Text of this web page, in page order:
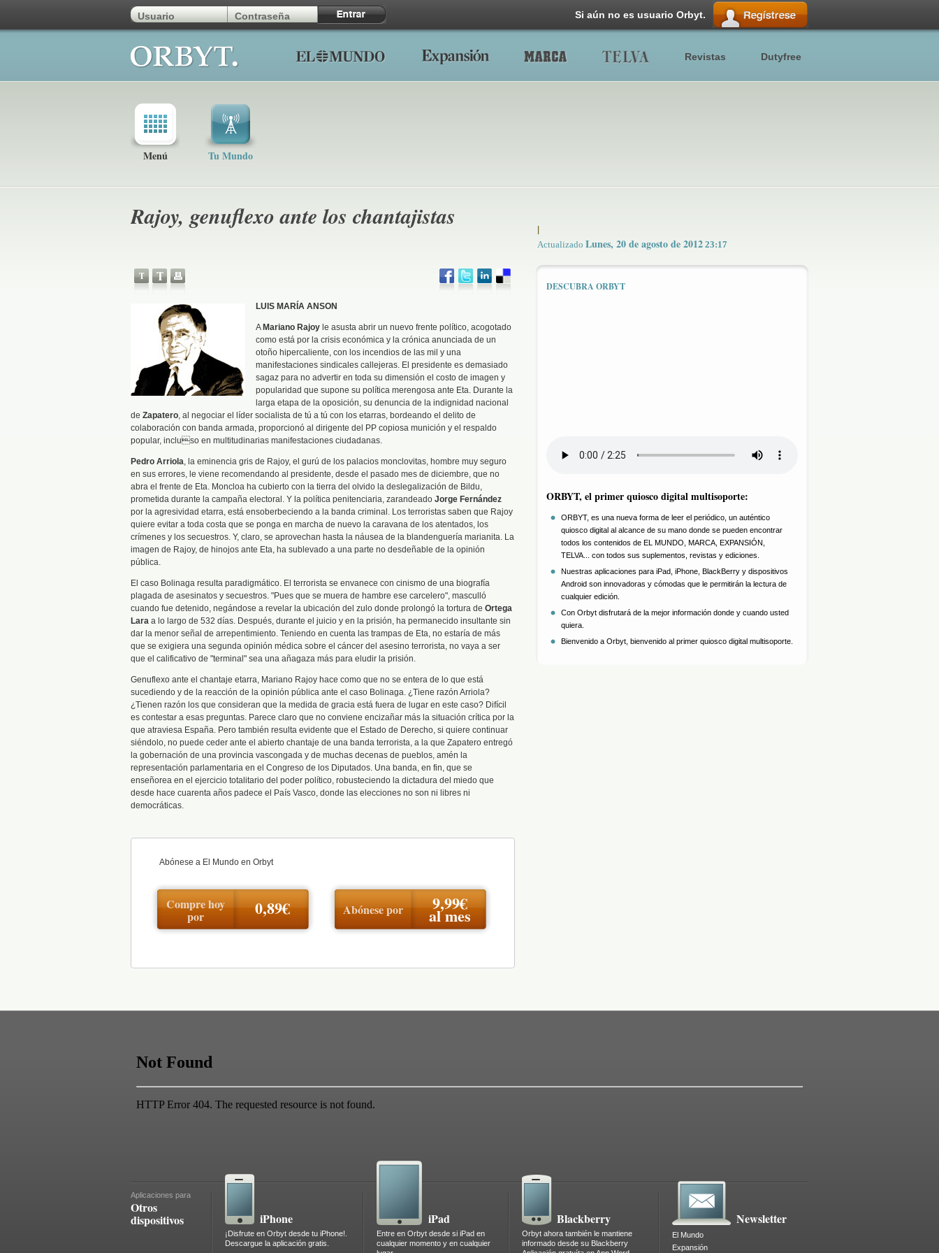
Revistas Dutyfree
Si aún no es usuario Orbyt.
Menú Tu Mundo
Rajoy, genuflexo ante los chantajistas |
Actualizado Lunes, 20 de agosto de 2012 23:17
LUIS MARÍA ANSON
A Mariano Rajoy le asusta abrir un nuevo frente político, acogotado
como está por la crisis económica y la crónica anunciada de un
otoño hipercaliente, con los incendios de las mil y una
manifestaciones sindicales callejeras. El presidente es demasiado
sagaz para no advertir en toda su dimensión el costo de imagen y
popularidad que supone su política merengosa ante Eta. Durante la
larga etapa de la oposición, su denuncia de la indignidad nacional
de Zapatero, al negociar el líder socialista de tú a tú con los etarras, bordeando el delito de
colaboración con banda armada, proporcionó al dirigente del PP copiosa munición y el respaldo
popular, incluso en multitudinarias manifestaciones ciudadanas.
Pedro Arriola, la eminencia gris de Rajoy, el gurú de los palacios monclovitas, hombre muy seguro
en sus errores, le viene recomendando al presidente, desde el pasado mes de diciembre, que no
abra el frente de Eta. Moncloa ha cubierto con la tierra del olvido la deslegalización de Bildu,
prometida durante la campaña electoral. Y la política penitenciaria, zarandeado Jorge Fernández
por la agresividad etarra, está ensoberbeciendo a la banda criminal. Los terroristas saben que Rajoy
quiere evitar a toda costa que se ponga en marcha de nuevo la caravana de los atentados, los
crímenes y los secuestros. Y, claro, se aprovechan hasta la náusea de la blandenguería marianita. La
imagen de Rajoy, de hinojos ante Eta, ha sublevado a una parte no desdeñable de la opinión
pública.
El caso Bolinaga resulta paradigmático. El terrorista se envanece con cinismo de una biografía
plagada de asesinatos y secuestros. "Pues que se muera de hambre ese carcelero", masculló
cuando fue detenido, negándose a revelar la ubicación del zulo donde prolongó la tortura de Ortega
Lara a lo largo de 532 días. Después, durante el juicio y en la prisión, ha permanecido insultante sin
dar la menor señal de arrepentimiento. Teniendo en cuenta las trampas de Eta, no estaría de más
que se exigiera una segunda opinión médica sobre el cáncer del asesino terrorista, no vaya a ser
que el calificativo de "terminal" sea una añagaza más para eludir la prisión.
Genuflexo ante el chantaje etarra, Mariano Rajoy hace como que no se entera de lo que está
sucediendo y de la reacción de la opinión pública ante el caso Bolinaga. ¿Tiene razón Arriola?
¿Tienen razón los que consideran que la medida de gracia está fuera de lugar en este caso? Difícil
es contestar a esas preguntas. Parece claro que no conviene encizañar más la situación crítica por la
que atraviesa España. Pero también resulta evidente que el Estado de Derecho, si quiere continuar
siéndolo, no puede ceder ante el abierto chantaje de una banda terrorista, a la que Zapatero entregó
la gobernación de una provincia vascongada y de muchas decenas de pueblos, amén la
representación parlamentaria en el Congreso de los Diputados. Una banda, en fin, que se
enseñorea en el ejercicio totalitario del poder político, robusteciendo la dictadura del miedo que
desde hace cuarenta años padece el País Vasco, donde las elecciones no son ni libres ni
democráticas.
Abónese a El Mundo en Orbyt
Compre hoy
por 0,89€ Abónese por 9,99€
al mes
DESCUBRA ORBYT
ORBYT, el primer quiosco digital multisoporte:
ORBYT, es una nueva forma de leer el periódico, un auténtico
quiosco digital al alcance de su mano donde se pueden encontrar
todos los contenidos de EL MUNDO, MARCA, EXPANSIÓN,
TELVA... con todos sus suplementos, revistas y ediciones.
Nuestras aplicaciones para iPad, iPhone, BlackBerry y dispositivos
Android son innovadoras y cómodas que le permitirán la lectura de
cualquier edición.
Con Orbyt disfrutará de la mejor información donde y cuando usted
quiera.
Bienvenido a Orbyt, bienvenido al primer quiosco digital multisoporte.
Aplicaciones para
Otros
dispositivos iPhone
¡Disfrute en Orbyt desde tu iPhone!.
Descargue la aplicación gratis.
iPad
Entre en Orbyt desde si iPad en
cualquier momento y en cualquier
Blackberry
Orbyt ahora también le mantiene
informado desde su Blackberry
Newsletter
El Mundo
Expansión